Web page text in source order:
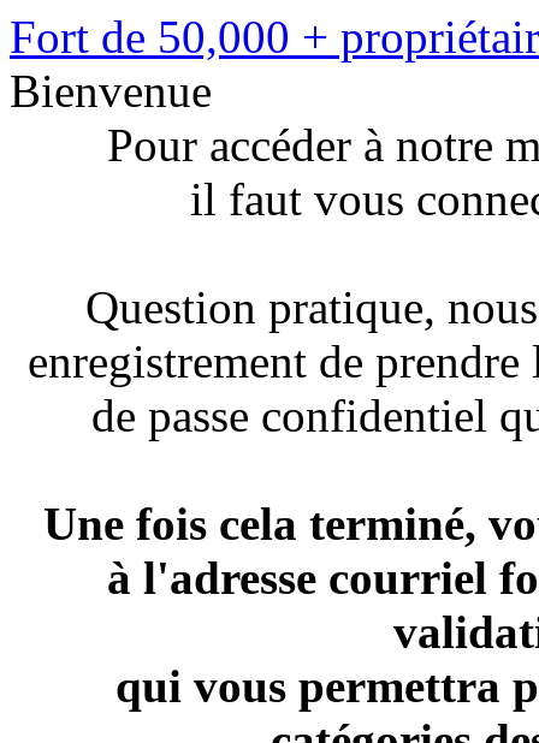
Fort de 50,000 +
Bienvenue
Pour accéder à notre
il faut vous
Question pratique,
enregistrement de
de passe confidentiel
Une fois cela terminé,
à l'adresse courriel
qui vous permettra